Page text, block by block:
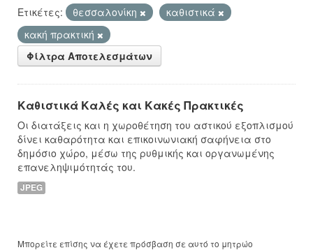
Ετικέτες:
θεσσαλονίκη
καθιστικά
κακή πρακτική
Φίλτρα Αποτελεσμάτων
Καθιστικά Καλές και Κακές Πρακτικές
Οι διατάξεις και η χωροθέτηση του αστικού εξοπλισμού
δίνει καθαρότητα και επικοινωνιακή σαφήνεια στο
δημόσιο χώρο, μέσω της ρυθμικής και οργανωμένης
επανεληψιμότητάς του.
JPEG
Μπορείτε επίσης να έχετε πρόσβαση σε αυτό το μητρώο